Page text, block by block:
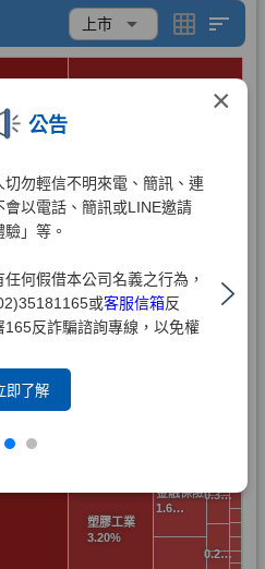
×
公告
勿輕信不明來電、簡訊、連
以電話、簡訊或LINE邀請
」等。
何假借本公司名義之行為，
或客服信箱反
165反詐騙諮詢專線，以免權
即了解